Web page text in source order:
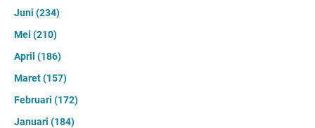
Juni (234)
Mei (210)
April (186)
Maret(157)
Februari (172)
Januari (184)